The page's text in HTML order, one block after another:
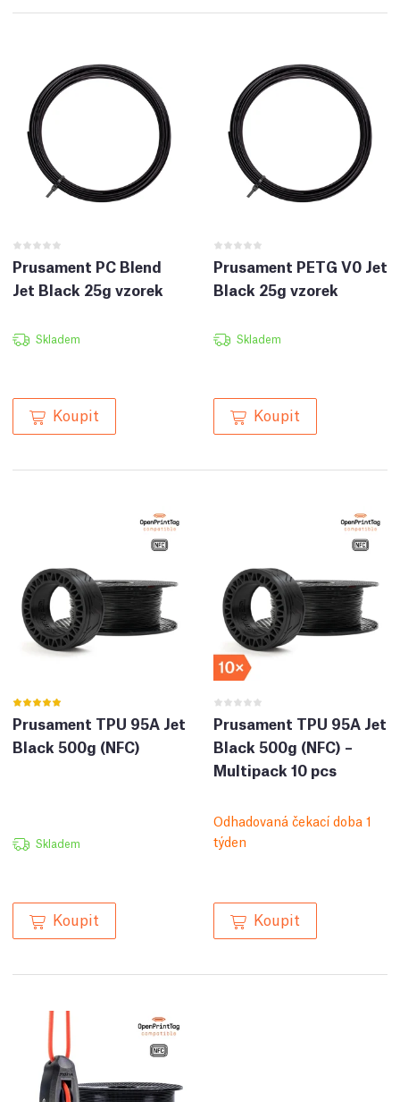
Prusament PC Blend
Jet Black 25g vzorek
Skladem
Koupit
Prusament PETG V0 Jet
Black 25g vzorek
Skladem
Koupit
Prusament TPU 95A Jet
Black 500g (NFC)
Skladem
Koupit
Prusament TPU 95A Jet
Black 500g (NFC) –
Multipack 10 pcs
Odhadovaná čekací doba 1
týden
Koupit